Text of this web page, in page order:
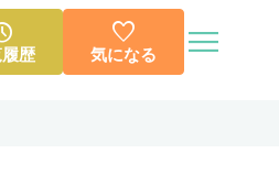
歴

気になる 